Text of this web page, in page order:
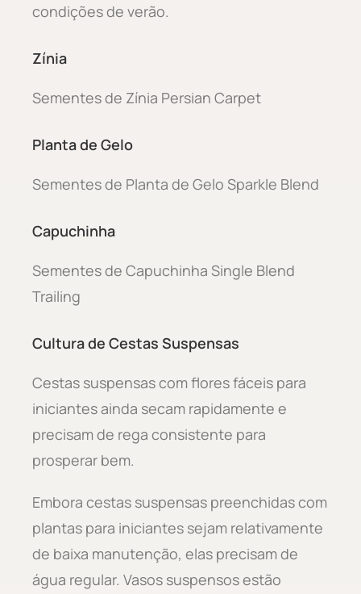
condições de verão.
Zínia
Sementes de Zínia Persian Carpet
Planta de Gelo
Sementes de Planta de Gelo Sparkle Blend
Capuchinha
Sementes de Capuchinha Single Blend
Trailing
Cultura de Cestas Suspensas
Cestas suspensas com flores fáceis para
iniciantes ainda secam rapidamente e
precisam de rega consistente para
prosperar bem.
Embora cestas suspensas preenchidas com
plantas para iniciantes sejam relativamente
de baixa manutenção, elas precisam de
água regular. Vasos suspensos estão